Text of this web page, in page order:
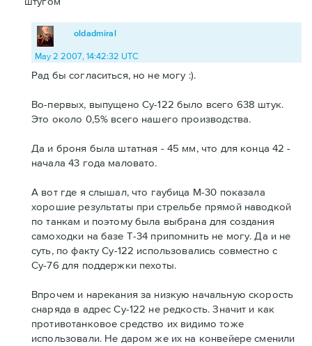
oldadmiral
May 2 2007, 14:42:32 UTC
Рад бы согласиться, но не могу :).
Во-первых, выпущено Су-122 было всего 638 штук.
Это около 0,5% всего нашего производства.
Да и броня была штатная - 45 мм, что для конца 42 -
начала 43 года маловато.
А вот где я слышал, что гаубица М-30 показала
хорошие результаты при стрельбе прямой наводкой
по танкам и поэтому была выбрана для создания
самоходки на базе Т-34 припомнить не могу. Да и не
суть, по факту Су-122 использовались совместно с
Су-76 для поддержки пехоты.
Впрочем и нарекания за низкую начальную скорость
снаряда в адрес Су-122 не редкость. Значит и как
противотанковое средство их видимо тоже
использовали. Не даром же их на конвейере сменили